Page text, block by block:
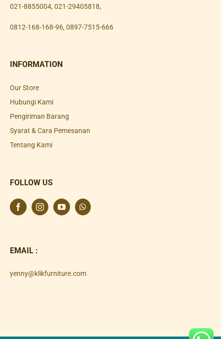
021-8855004, 021-29405818,
0812-168-168-96, 0897-7515-666
INFORMATION
Our Store
Hubungi Kami
Pengiriman Barang
Syarat & Cara Pemesanan
Tentang Kami
FOLLOW US
EMAIL :
yenny@klikfurniture.com